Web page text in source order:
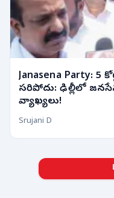
Janasena Party:
సరిపోదు: ఢిల్లీలో
వ్యాఖ్యలు!
Srujani D